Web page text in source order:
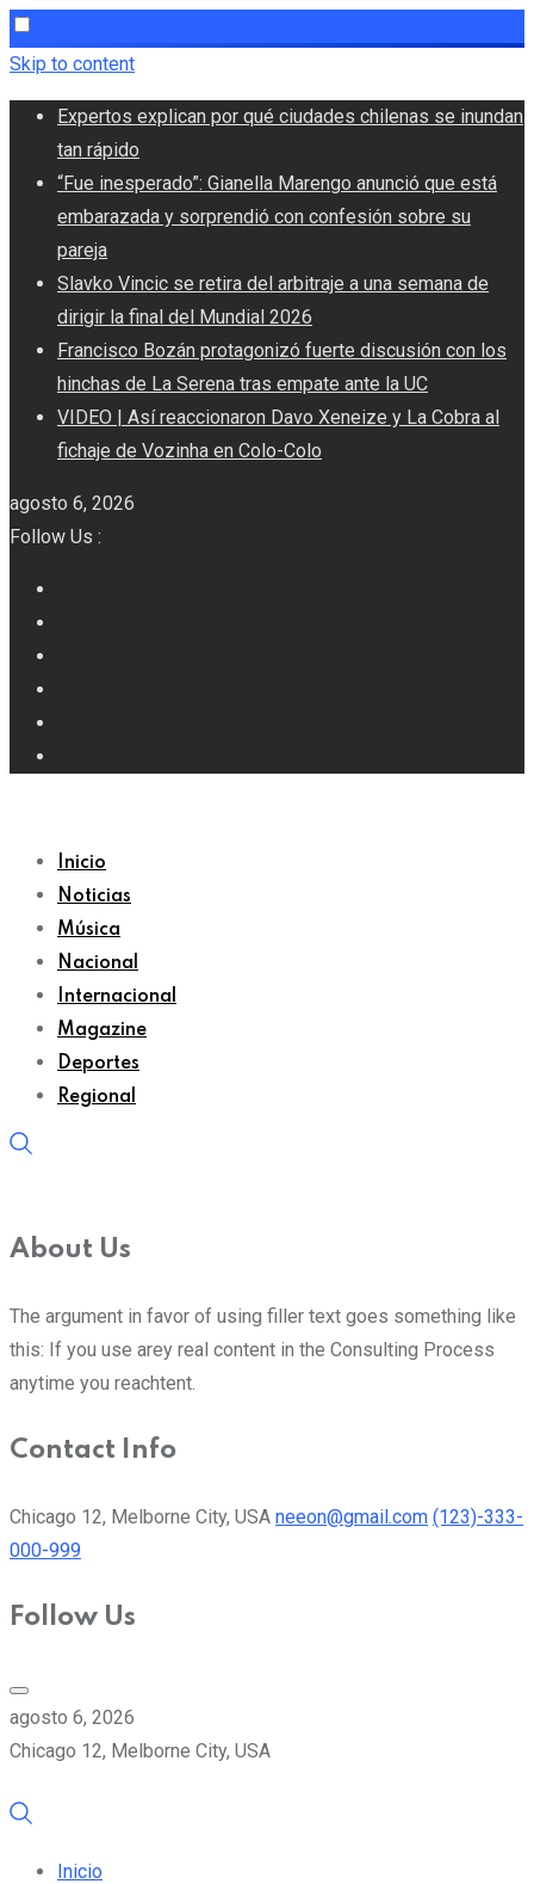
Skip to content
Expertos explican por qué ciudades chilenas se inundan
tan rápido
“Fue inesperado”: Gianella Marengo anunció que está
embarazada y sorprendió con confesión sobre su
pareja
Slavko Vincic se retira del arbitraje a una semana de
dirigir la final del Mundial 2026
Francisco Bozán protagonizó fuerte discusión con los
hinchas de La Serena tras empate ante la UC
VIDEO | Así reaccionaron Davo Xeneize y La Cobra al
fichaje de Vozinha en Colo-Colo
agosto 6, 2026
Follow Us :
Inicio
Noticias
Música
Nacional
Internacional
Magazine
Deportes
Regional
About Us
The argument in favor of using filler text goes something like
this: If you use arey real content in the Consulting Process
anytime you reachtent.
Contact Info
Chicago 12, Melborne City, USA neeon@gmail.com (123)-333-
000-999
Follow Us
agosto 6, 2026
Chicago 12, Melborne City, USA
Inicio